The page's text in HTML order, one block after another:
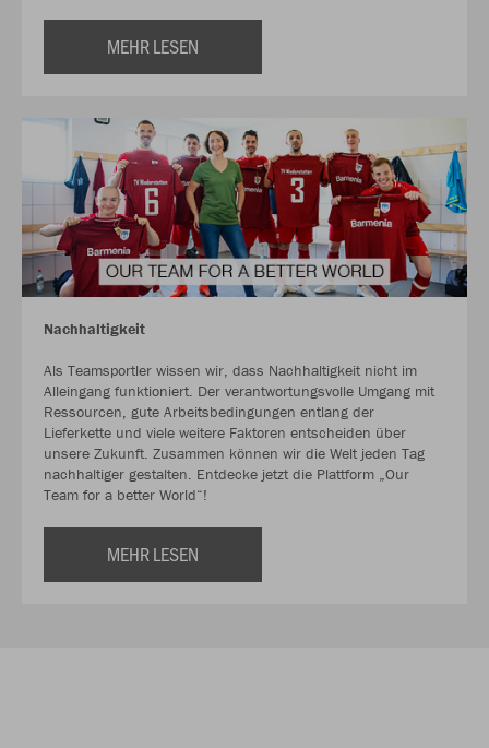
MEHR LESEN
Nachhaltigkeit
Als Teamsportler wissen wir, dass Nachhaltigkeit nicht im
Alleingang funktioniert. Der verantwortungsvolle Umgang mit
Ressourcen, gute Arbeitsbedingungen entlang der
Lieferkette und viele weitere Faktoren entscheiden über
unsere Zukunft. Zusammen können wir die Welt jeden Tag
nachhaltiger gestalten. Entdecke jetzt die Plattform „Our
Team for a better World“!
MEHR LESEN